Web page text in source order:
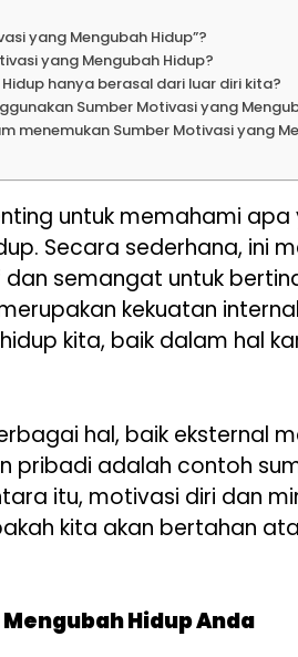
yang Mengubah Hidup”?
yang Mengubah Hidup?
hanya berasal dari luar diri kita?
Sumber Motivasi yang
menemukan Sumber Motivasi yang
untuk memahami
Secara sederhana, ini
semangat untuk
kekuatan
kita, baik dalam hal
hal, baik eksternal
adalah contoh
itu, motivasi diri dan
kita akan bertahan
Hidup Anda